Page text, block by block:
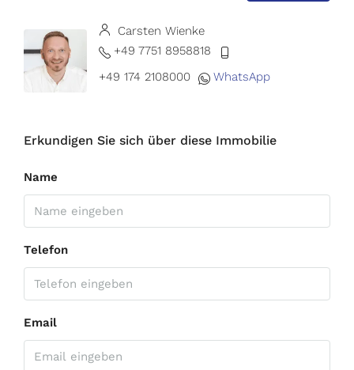
Carsten Wienke
+49 7751 8958818
+49 174 2108000
WhatsApp
Erkundigen Sie sich über diese Immobilie
Name
Telefon
Email